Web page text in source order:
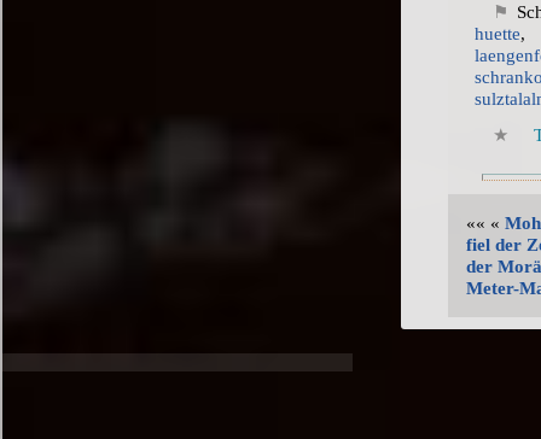
huette
«« «
fiel der
der
Meter-